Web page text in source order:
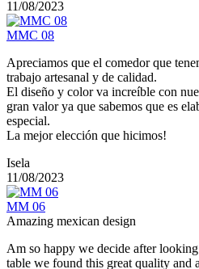
11/08/2023
MMC 08
Apreciamos que el comedor que
trabajo artesanal y de calidad.
El diseño y color va increíble con
gran valor ya que sabemos que es
especial.
La mejor elección que hicimos!
Isela
11/08/2023
MM 06
Amazing mexican design
Am so happy we decide after
table we found this great quality and